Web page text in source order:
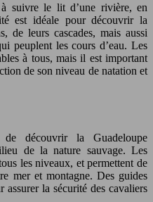
suivre le lit d’une rivière, en
est idéale pour découvrir la
de leurs cascades, mais aussi
peuplent les cours d’eau. Les
à tous, mais il est important
de son niveau de natation et
de découvrir la Guadeloupe
de la nature sauvage. Les
les niveaux, et permettent de
mer et montagne. Des guides
assurer la sécurité des cavaliers